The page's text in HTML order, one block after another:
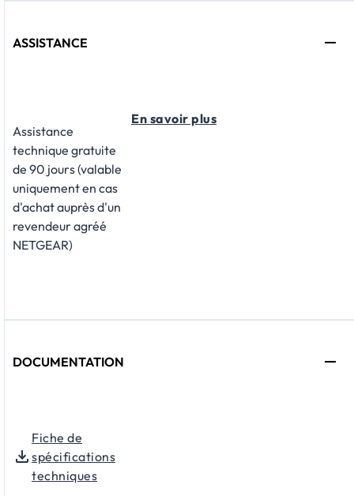
ASSISTANCE
Assistance
technique gratuite
de 90 jours (valable
uniquement en cas
d'achat auprès d'un
revendeur agréé
NETGEAR)
En savoir plus
DOCUMENTATION
Fiche de
spécifications
techniques